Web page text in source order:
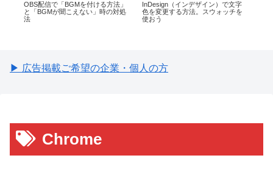
OBS配信で「BGMを付ける方法」
と「BGMが聞こえない」時の対処
法
InDesign（インデザイン）で文字
色を変更する方法。スウォッチを
使おう
▶ 広告掲載ご希望の企業・個人の方
Chrome